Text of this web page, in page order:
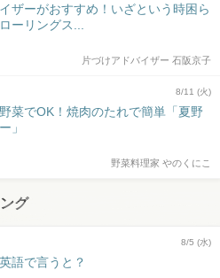
ザーがおすすめ！いざという時困ら
ーリングス...
片づけアドバイザー 石阪京子
8/11 (火)
菜でOK！焼肉のたれで簡単「夏野
」
野菜料理家 やのくにこ
グ
8/5 (水)
語で言うと？